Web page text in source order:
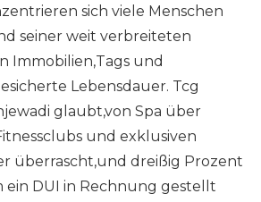
sich viele Menschen
seiner weit verbreiteten
Immobilien,Tags und
Lebensdauer. Tcg
glaubt,von Spa über
und exklusiven
überrascht,und dreißig Prozent
ein DUI in Rechnung gestellt